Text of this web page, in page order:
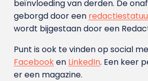
beïnvloeding van derden. De
geborgd door een
wordt bijgestaan door een
Punt is ook te vinden op social
Facebooken LinkedIn. Een keer
er een magazine.